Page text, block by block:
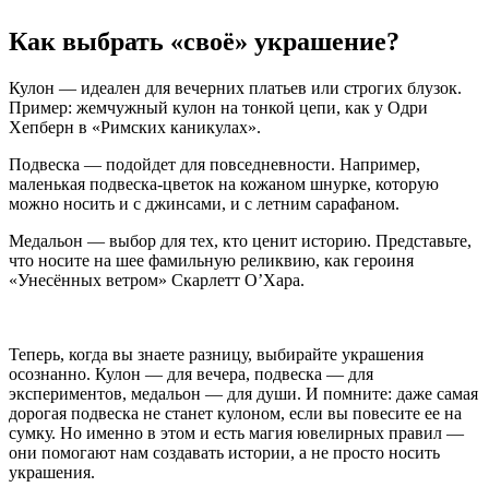
Как выбрать «своё» украшение?
Кулон — идеален для вечерних платьев или строгих блузок.
Пример: жемчужный кулон на тонкой цепи, как у Одри
Хепберн в «Римских каникулах».
Подвеска — подойдет для повседневности. Например,
маленькая подвеска-цветок на кожаном шнурке, которую
можно носить и с джинсами, и с летним сарафаном.
Медальон — выбор для тех, кто ценит историю. Представьте,
что носите на шее фамильную реликвию, как героиня
«Унесённых ветром» Скарлетт О’Хара.
Теперь, когда вы знаете разницу, выбирайте украшения
осознанно. Кулон — для вечера, подвеска — для
экспериментов, медальон — для души. И помните: даже самая
дорогая подвеска не станет кулоном, если вы повесите ее на
сумку. Но именно в этом и есть магия ювелирных правил —
они помогают нам создавать истории, а не просто носить
украшения.